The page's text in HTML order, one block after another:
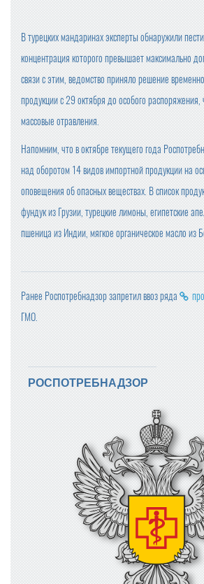
В турецких мандаринах эксперты обнаружили
концентрация которого превышает максимально
связи с этим, ведомство приняло решение
продукции с 29 октября до особого распоряжения,
массовые отравления.
Напомним, что в октябре текущего года
над оборотом 14 видов импортной продукции на
оповещения об опасных веществах. В список
фундук из Грузии, турецкие лимоны, египетские
пшеница из Индии, мягкое органическое масло из
Ранее Роспотребнадзор запретил ввоз ряда
ГМО.
РОСПОТРЕБНАДЗОР